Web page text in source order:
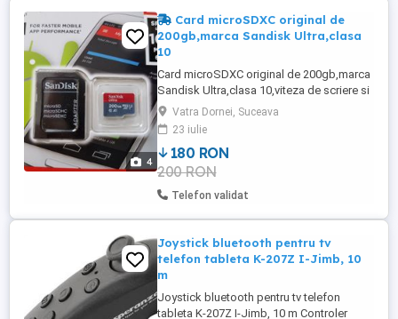
4
Card microSDXC original de
200gb,marca Sandisk Ultra,clasa
10
Card microSDXC original de 200gb,marca
Sandisk Ultra,clasa 10,viteza de scriere si
citire de 100mb s.Pachet sigilat.Pret=180
lei.Rog si cer maxima seriozitate.Pt alte
detalii va rog folositi mesajele private.Nu
faceti comentarii fara rost ca luati BANN!!!
Vatra Dornei, Suceava
23 iulie
180 RON
200 RON
Telefon validat
Joystick bluetooth pentru tv
telefon tableta K-207Z I-Jimb, 10
m
Joystick bluetooth pentru tv telefon
tableta K-207Z I-Jimb, 10 m Controler